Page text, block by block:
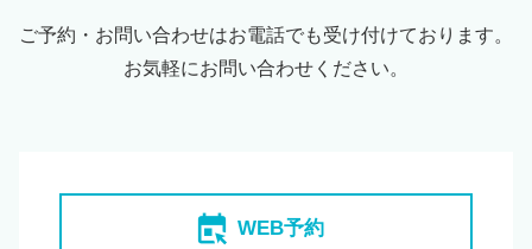
ご予約・お問い合わせはお電話でも受け付けております。
お気軽にお問い合わせください。
book_online WEB予約